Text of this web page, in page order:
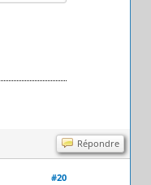
Répondre
#20